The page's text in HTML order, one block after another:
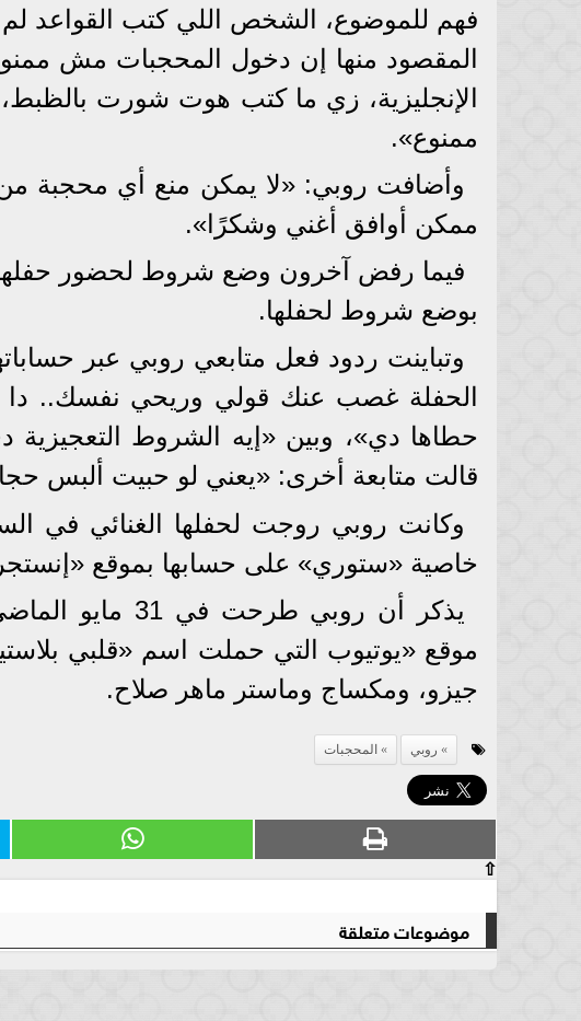
فهم للموضوع، الشخص اللي كتب القواعد
المقصود منها إن دخول المحجبات مش
الإنجليزية، زي ما كتب هوت شورت بالظبط،
ممنوع».
وأضافت روبي: «لا يمكن منع أي محجبة
ممكن أوافق أغني وشكرًا».
فيما رفض آخرون وضع شروط لحضور حفلها،
بوضع شروط لحفلها.
وتباينت ردود فعل متابعي روبي عبر
الحفلة غصب عنك قولي وريحي نفسك..
حطاها دي»، وبين «إيه الشروط
قالت متابعة أخرى: «يعني لو حبيت ألبس
وكانت روبي روجت لحفلها الغنائي في
خاصية «ستوري» على حسابها بموقع
يذكر أن روبي
موقع «يوتيوب التي حملت اسم «قلبي
جيزو، ومكساج وماستر ماهر صلاح.
روبي المحجبات
⇧
موضوعات متعلقة